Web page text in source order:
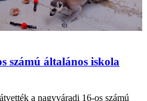
számú általános iskola
a nagyváradi 16-os számú